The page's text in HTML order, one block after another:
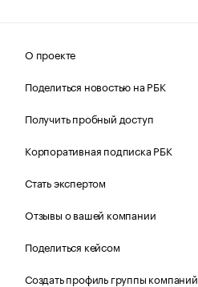
О проекте
Поделиться новостью на РБК
Получить пробный доступ
Корпоративная подписка РБК
Стать экспертом
Отзывы о вашей компании
Поделиться кейсом
Создать профиль группы компаний